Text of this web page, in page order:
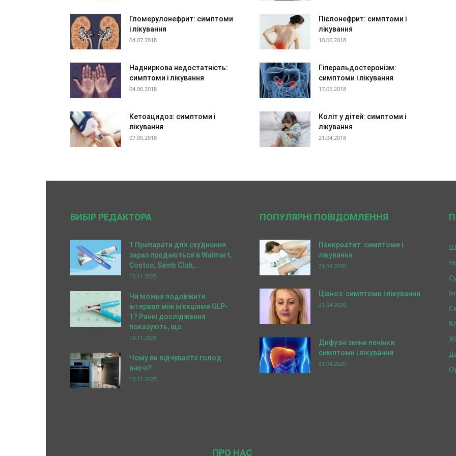
Гломерулонефрит: симптоми
і лікування
04.07.2018
Пієлонефрит: симптоми і
лікування
10.06.2018
Надниркова недостатність:
симптоми і лікування
04.06.2018
Гіперальдостеронізм:
симптоми і лікування
17.05.2018
Кетоацидоз: симптоми і
лікування
07.05.2018
Коліт у дітей: симптоми і
лікування
21.04.2018
ВИБІР РЕДАКТОРА
1 Препарати для схуднення
зараз продаються в Walmart,
Costco, Sam’s Club,...
10.11.2025
Чи можна подовжити
інтервал між ін’єкціями GLP-
1? Ранні дослідження
показують, що...
10.11.2025
Чому ви відчуваєте голод
вночі?
10.11.2025
ПОПУЛЯРНІ ПОВІДОМЛЕННЯ
Панкреатит: симптоми і
лікування
21.04.2020
Ціаноз: симптоми і лікування
21.04.2020
Дифузні зміни печінки:
симптоми і лікування
21.04.2020
ПРО НАС